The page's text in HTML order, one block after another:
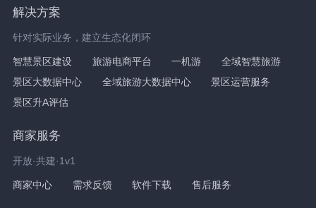
解决方案
针对实际业务，建立生态化闭环
智慧景区建设 旅游电商平台 一机游
全域智慧旅游
景区大数据中心
全域旅游大数据中心
景区运营服务
景区升A评估
商家服务
开放·共建·1v1
商家中心 需求反馈 软件下载 售后服务